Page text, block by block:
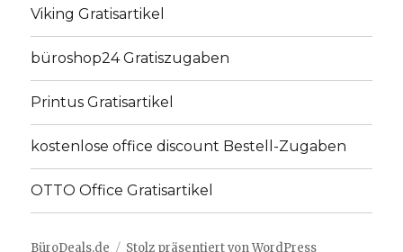
Viking Gratisartikel
büroshop24 Gratiszugaben
Printus Gratisartikel
kostenlose office discount Bestell-Zugaben
OTTO Office Gratisartikel
BüroDeals.de Stolz präsentiert von WordPress